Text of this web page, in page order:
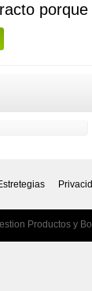
Productos y